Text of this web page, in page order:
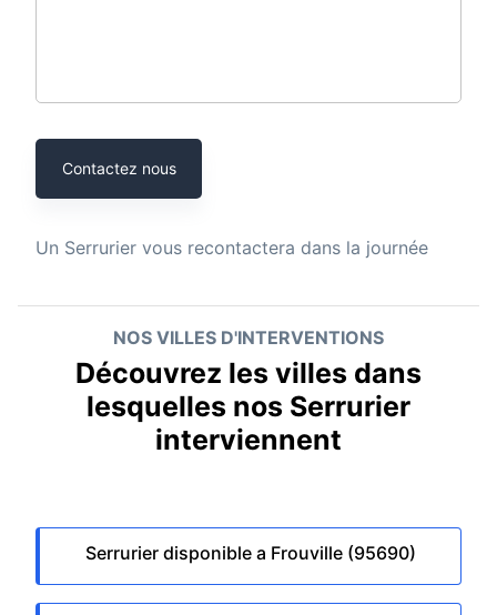
Contactez nous
Un Serrurier vous recontactera dans la journée
NOS VILLES D'INTERVENTIONS
Découvrez les villes dans
lesquelles nos Serrurier
interviennent
Serrurier disponible a Frouville (95690)